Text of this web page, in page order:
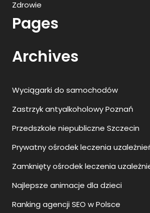
Zdrowie
Pages
Archives
Wyciągarki do samochodów
Zastrzyk antyalkoholowy Poznań
Przedszkole niepubliczne Szczecin
Prywatny ośrodek leczenia
Zamknięty ośrodek leczenia
Najlepsze animacje dla dzieci
Ranking agencji SEO w Polsce